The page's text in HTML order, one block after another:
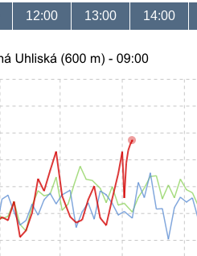
12:00 13:00 14:00